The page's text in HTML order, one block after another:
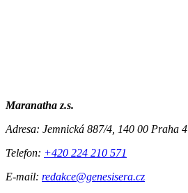
Maranatha z.s.
Adresa: Jemnická 887/4, 140 00 Praha 4
Telefon: +420 224 210 571
E-mail: redakce@genesisera.cz